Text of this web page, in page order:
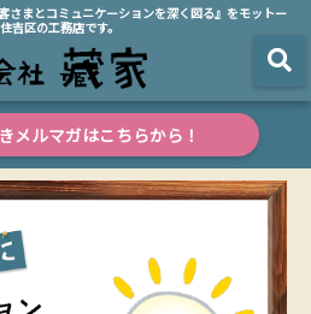
さまとコミュニケーションを深く図る』をモットー
吉区の工務店です。
メルマガはこちらから！